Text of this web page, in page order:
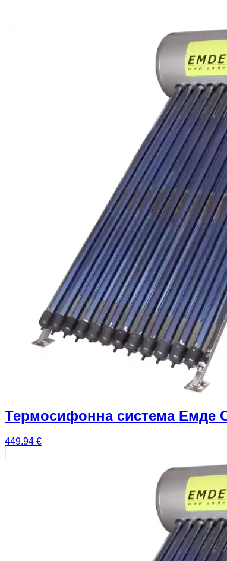
Термосифонна система Емде
449.94 €